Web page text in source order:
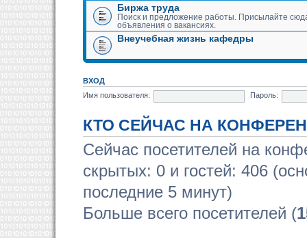
Биржа труда
Поиск и предложение работы. Присылайте
объявления о вакансиях.
Внеучебная жизнь кафедры
ВХОД
Имя пользователя:
Пароль:
КТО СЕЙЧАС НА
Сейчас посетителей на
скрытых: 0 и гостей: 406
последние 5 минут)
Больше всего посетителей (